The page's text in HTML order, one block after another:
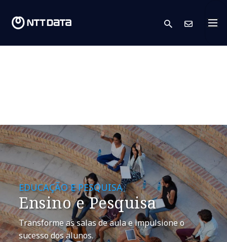
search
EDUCAÇÃO E PESQUISA
​Ensino e Pesquisa
Transforme as salas de aula e impulsione o
sucesso dos alunos.